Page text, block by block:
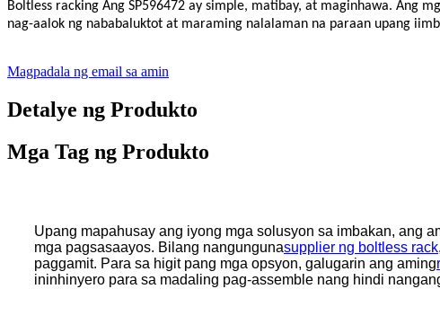
Boltless racking Ang SP596472 ay simple, matibay, at maginhawa. Ang
nag-aalok ng nababaluktot at maraming nalalaman na paraan upang
Magpadala ng email sa amin
Detalye ng Produkto
Mga Tag ng Produkto
Upang mapahusay ang iyong mga solusyon sa imbakan, ang
mga pagsasaayos. Bilang nangungunasupplier ng boltless rack
paggamit. Para sa higit pang mga opsyon, galugarin ang aming
ininhinyero para sa madaling pag-assemble nang hindi